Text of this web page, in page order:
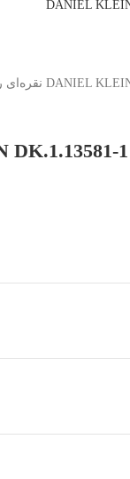
نقره‌ای